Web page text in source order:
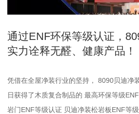
通过ENF环保等级认证，
实力诠释无醛、健康产品！
凭借在全屋净装行业的坚持， 8090贝迪净装松岩门、松岩板产品 近
日获得了木质复合制品的 最高环保等级ENF级权威认证 贝迪净装松
岩门ENF等级认证 贝迪净装松岩板ENF等